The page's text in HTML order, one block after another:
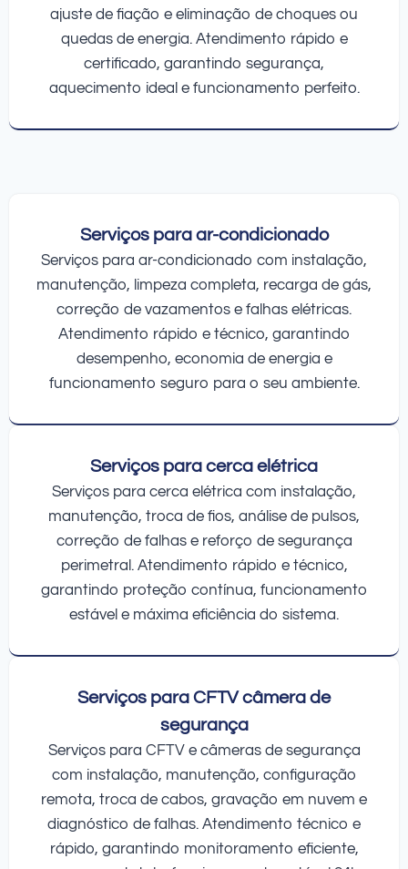
ajuste de fiação e eliminação de choques ou
quedas de energia. Atendimento rápido e
certificado, garantindo segurança,
aquecimento ideal e funcionamento perfeito.
Serviços para ar-condicionado
Serviços para ar-condicionado com instalação,
manutenção, limpeza completa, recarga de gás,
correção de vazamentos e falhas elétricas.
Atendimento rápido e técnico, garantindo
desempenho, economia de energia e
funcionamento seguro para o seu ambiente.
Serviços para cerca elétrica
Serviços para cerca elétrica com instalação,
manutenção, troca de fios, análise de pulsos,
correção de falhas e reforço de segurança
perimetral. Atendimento rápido e técnico,
garantindo proteção contínua, funcionamento
estável e máxima eficiência do sistema.
Serviços para CFTV câmera de
segurança
Serviços para CFTV e câmeras de segurança
com instalação, manutenção, configuração
remota, troca de cabos, gravação em nuvem e
diagnóstico de falhas. Atendimento técnico e
rápido, garantindo monitoramento eficiente,